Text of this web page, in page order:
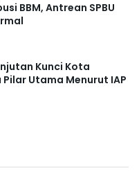
BBM, Antrean SPBU
Kunci Kota
Utama Menurut IAP